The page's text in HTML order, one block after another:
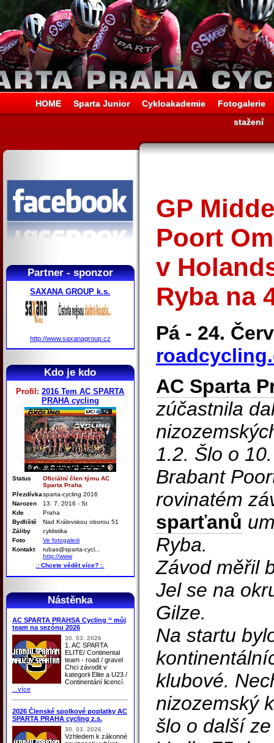
HOME Sparta Junior Cykloakademie
Fotogalerie
stažení
Partner - sponzor
SAXANA GROUP k.s.
http://www.saxanagroup.cz
Kdo je kdo
Profil:2016 Tem AC SPARTA
PRAHA cycling
Status
Oficiální člen týmu AC
Sparta Praha
Přezdívkasparta-cycling 2016
Narozen
13. 7. 2016 - St
Kde
Praha
Bydliště
Nad Královskou oborou 51
Záliby
cyklistika
Foto
Ve fotogalerii
Kontakt
rubas@sparta-cycl...
http://www
.: Chcete vědět více? :.
Nástěnka
AC SPARTA PRAHSA Cycling ‘‘ můj
team na sezónu 2026
30. 03. 2026
1. AC SPARTA
ELITE/ Continental
team - road / gravel
Chci závodit v
kategorii Elite a U23 /
Continentání licencí.
...více
2026 Členské spolkové poplatky AC
SPARTA PRAHA cycling z.s.
30. 03. 2026
Vzhledem k zákonné
GP
Poort
v
Ryba na
Pá - 24.
AC Sparta
zúčastnila
1.2. Šlo o
Brabant
rovinatém
sparťanů
Ryba.
Závod měřil
Jel se na
Gilze.
Na startu
klubové.
nizozemský
šlo o další